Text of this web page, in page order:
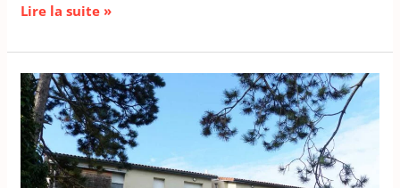
Lire la suite »
Appartement,
3
pièces
–
MONTOISON